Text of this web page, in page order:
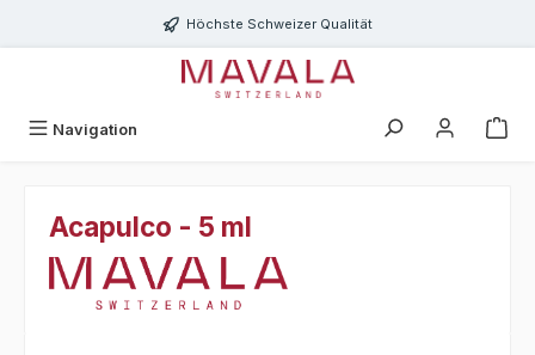
Zum Hauptinhalt springenHöchste Schweizer Qualität
Navigation
Acapulco - 5 ml